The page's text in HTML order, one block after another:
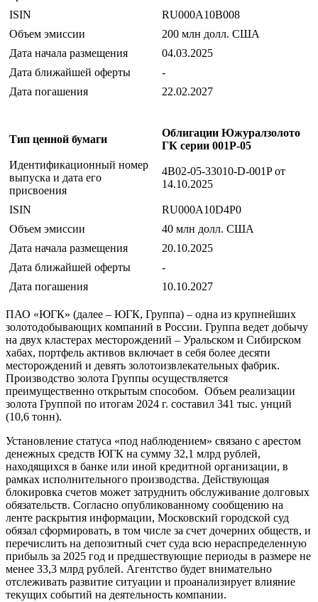
ISIN
RU000A10B008
Объем эмиссии
200 млн долл. США
Дата начала размещения
04.03.2025
Дата ближайшей оферты
-
Дата погашения
22.02.2027
Тип ценной бумаги
Облигации Южуралзолото
ГК серии 001P-05
Идентификационный номер
выпуска и дата его
присвоения
4B02-05-33010-D-001P от
14.10.2025
ISIN
RU000A10D4P0
Объем эмиссии
40 млн долл. США
Дата начала размещения
20.10.2025
Дата ближайшей оферты
-
Дата погашения
10.10.2027
ПАО «ЮГК» (далее – ЮГК, Группа) – одна из крупнейших
золотодобывающих компаний в России. Группа ведет добычу
на двух кластерах месторождений – Уральском и Сибирском
хабах, портфель активов включает в себя более десяти
месторождений и девять золотоизвлекательных фабрик.
Производство золота Группы осуществляется
преимущественно открытым способом. Объем реализации
золота Группой по итогам 2024 г. составил 341 тыс. унций
(10,6 тонн).
Установление статуса «под наблюдением» связано с арестом
денежных средств ЮГК на сумму 32,1 млрд рублей,
находящихся в банке или иной кредитной организации, в
рамках исполнительного производства. Действующая
блокировка счетов может затруднить обслуживание долговых
обязательств. Согласно опубликованному сообщению на
ленте раскрытия информации, Московский городской суд
обязал сформировать, в том числе за счет дочерних обществ, и
перечислить на депозитный счет суда всю нераспределенную
прибыль за 2025 год и предшествующие периоды в размере не
менее 33,3 млрд рублей. Агентство будет внимательно
отслеживать развитие ситуации и проанализирует влияние
текущих событий на деятельность компании.